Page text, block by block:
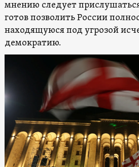
мнению следует
готов позволить России
находящуюся под угрозой
демократию.